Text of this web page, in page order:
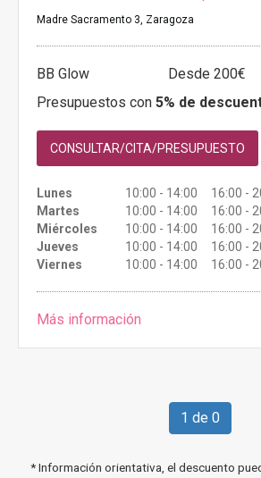
Madre Sacramento 3, Zaragoza
BB Glow
Desde 200€
Presupuestos con 5% de
CONSULTAR/CITA/PRESUPUESTO
Lunes
10:00 - 14:00 16:00 -
Martes
10:00 - 14:00 16:00 -
Miércoles
10:00 - 14:00 16:00 -
Jueves
10:00 - 14:00 16:00 -
Viernes
10:00 - 14:00 16:00 -
Más información
1 de 0
* Información orientativa, el descuento